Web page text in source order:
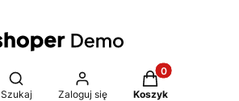
Otwórz wyszukiwarkę
Szukaj Zaloguj się
Produkty w
Koszyk